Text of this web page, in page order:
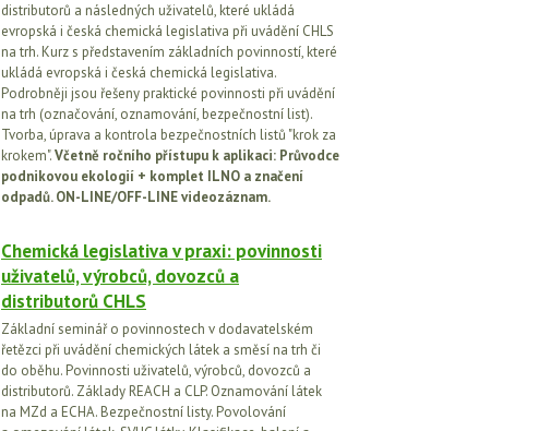
distributorů a následných uživatelů, které ukládá
evropská i česká chemická legislativa při uvádění CHLS
na trh. Kurz s představením základních povinností, které
ukládá evropská i česká chemická legislativa.
Podrobněji jsou řešeny praktické povinnosti při uvádění
na trh (označování, oznamování, bezpečnostní list).
Tvorba, úprava a kontrola bezpečnostních listů "krok za
krokem".Včetně ročního přístupu k aplikaci: Průvodce
podnikovou ekologií + komplet ILNO a značení
odpadů. ON-LINE/OFF-LINE videozáznam.
Chemická legislativa v praxi: povinnosti
uživatelů, výrobců, dovozců a
distributorů CHLS
Základní seminář o povinnostech v dodavatelském
řetězci při uvádění chemických látek a směsí na trh či
do oběhu. Povinnosti uživatelů, výrobců, dovozců a
distributorů. Základy REACH a CLP. Oznamování látek
na MZd a ECHA. Bezpečnostní listy. Povolování